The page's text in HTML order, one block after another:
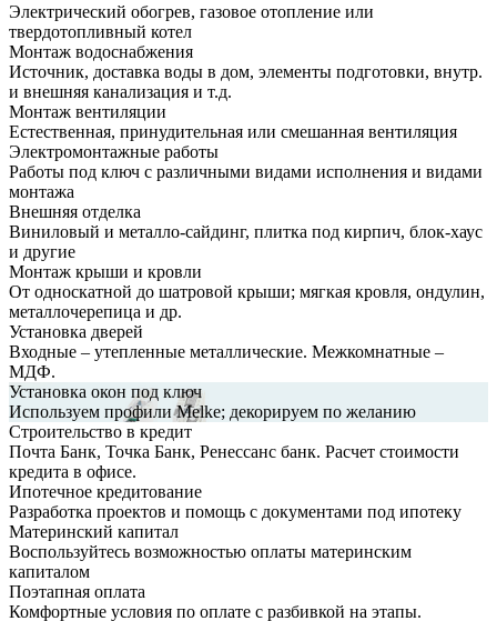
Электрический обогрев, газовое отопление или
твердотопливный котел
Монтаж водоснабжения
Источник, доставка воды в дом, элементы подготовки, внутр.
и внешняя канализация и т.д.
Монтаж вентиляции
Естественная, принудительная или смешанная вентиляция
Электромонтажные работы
Работы под ключ с различными видами исполнения и видами
монтажа
Внешняя отделка
Виниловый и металло-сайдинг, плитка под кирпич, блок-хаус
и другие
Монтаж крыши и кровли
От односкатной до шатровой крыши; мягкая кровля, ондулин,
металлочерепица и др.
Установка дверей
Входные – утепленные металлические. Межкомнатные –
МДФ.
Установка окон под ключ
Используем профили Melke; декорируем по желанию
Строительство в кредит
Почта Банк, Точка Банк, Ренессанс банк. Расчет стоимости
кредита в офисе.
Ипотечное кредитование
Разработка проектов и помощь с документами под ипотеку
Материнский капитал
Воспользуйтесь возможностью оплаты материнским
капиталом
Поэтапная оплата
Комфортные условия по оплате с разбивкой на этапы.